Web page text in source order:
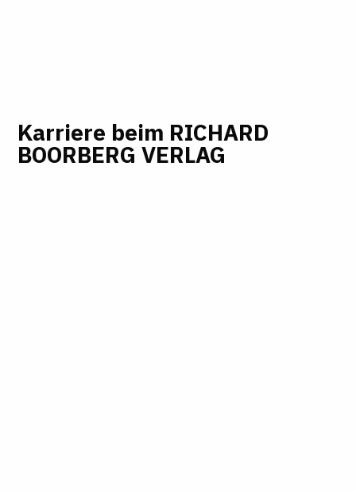
Karriere beim RICHARD
BOORBERG VERLAG